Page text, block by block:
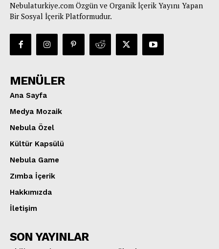
Nebulaturkiye.com Özgün ve Organik İçerik Yayını Yapan
Bir Sosyal İçerik Platformudur.
MENÜLER
Ana Sayfa
Medya Mozaik
Nebula Özel
Kültür Kapsülü
Nebula Game
Zımba İçerik
Hakkımızda
İletişim
SON YAYINLAR